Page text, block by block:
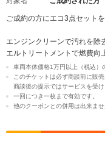
ご成約の方にエコ3点セット
エンジンクリーンで汚れを除
エルトリートメントで燃費向
車両本体価格1万円以上（税込）
このチケットは必ず商談前に販
商談後の提示ではサービスを受け
一回につき一枚まで有効です。
他のクーポンとの併用は出来ませ